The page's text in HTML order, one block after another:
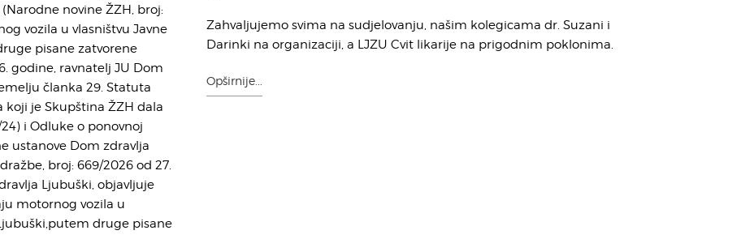
novine ŽZH, broj:
vozila u vlasništvu Javne
pisane zatvorene
godine, ravnatelj JU Dom
članka 29. Statuta
koji je Skupština ŽZH dala
i Odluke o ponovnoj
ustanove Dom zdravlja
broj: 669/2026 od 27.
Ljubuški, objavljuje
motornog vozila u
druge pisane
Zahvaljujemo svima na sudjelovanju, našim kolegicama dr. Suzani i
Darinki na organizaciji, a LJZU Cvit likarije na prigodnim poklonima.
Opširnije...